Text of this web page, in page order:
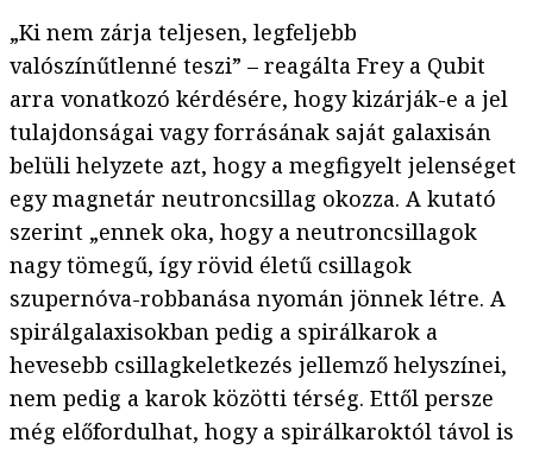
„Ki nem zárja teljesen, legfeljebb
valószínűtlenné teszi” – reagálta Frey a Qubit
arra vonatkozó kérdésére, hogy kizárják-e a jel
tulajdonságai vagy forrásának saját galaxisán
belüli helyzete azt, hogy a megfigyelt jelenséget
egy magnetár neutroncsillag okozza. A kutató
szerint „ennek oka, hogy a neutroncsillagok
nagy tömegű, így rövid életű csillagok
szupernóva-robbanása nyomán jönnek létre. A
spirálgalaxisokban pedig a spirálkarok a
hevesebb csillagkeletkezés jellemző helyszínei,
nem pedig a karok közötti térség. Ettől persze
még előfordulhat, hogy a spirálkaroktól távol is